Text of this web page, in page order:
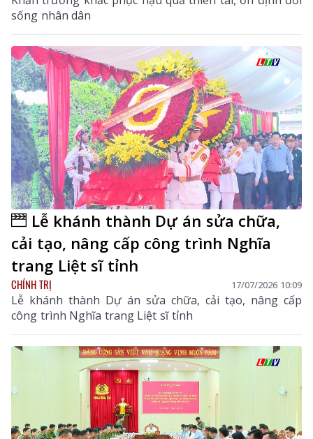
sống nhân dân
Lễ khánh thành Dự án sửa chữa,
cải tạo, nâng cấp công trình Nghĩa
trang Liệt sĩ tỉnh
CHÍNH TRỊ 17/07/2026 10:09
Lễ khánh thành Dự án sửa chữa, cải tạo, nâng cấp
công trình Nghĩa trang Liệt sĩ tỉnh